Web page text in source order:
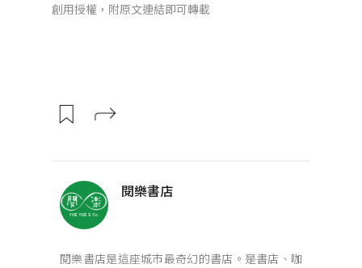
創用授權，附原文連結即可轉載
閱樂書店
閱樂書店是這座城市最奇幻的書店。是書店、咖